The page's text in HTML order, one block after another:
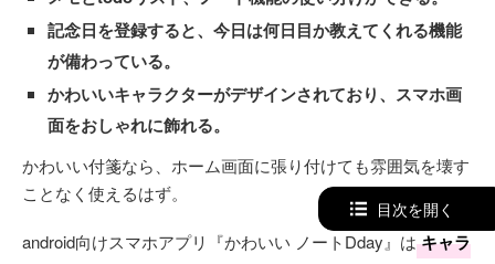
記念日を登録すると、今日は何日目か教えてくれる機能
が備わっている。
かわいいキャラクターがデザインされており、スマホ画
面をおしゃれに飾れる。
かわいい付箋なら、ホーム画面に張り付けても雰囲気を壊す
ことなく使えるはず。
android向けスマホアプリ『かわいい ノートDday』は キャラ
目次を開く